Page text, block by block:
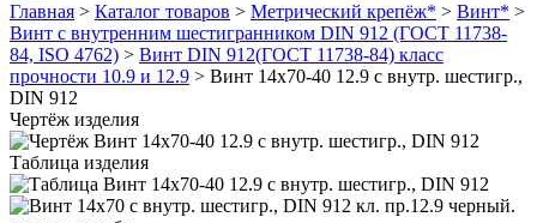
Главная > Каталог товаров > Метрический крепёж* > Винт* >
Винт с внутренним шестигранником DIN 912 (ГОСТ 11738-
84, ISO 4762) > Винт DIN 912(ГОСТ 11738-84) класс
прочности 10.9 и 12.9 > Винт 14х70-40 12.9 с внутр. шестигр.,
DIN 912
Чертёж изделия
Таблица изделия